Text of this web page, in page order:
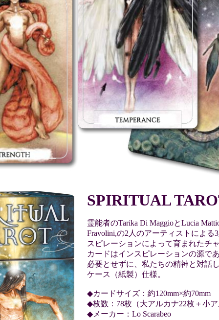
SPIRITUAL
霊能者のTarika Di MaggioとLucia
Fravolini,の2人のアーティストによる
スピレーションによって育まれたチ
カードはインスピレーションの源で
必要とせずに、私たちの精神と対話
ケース（紙製）仕様。
◆カードサイズ：約120mm×約70mm
◆枚数：78枚（大アルカナ22枚＋小
◆メーカー：Lo Scarabeo